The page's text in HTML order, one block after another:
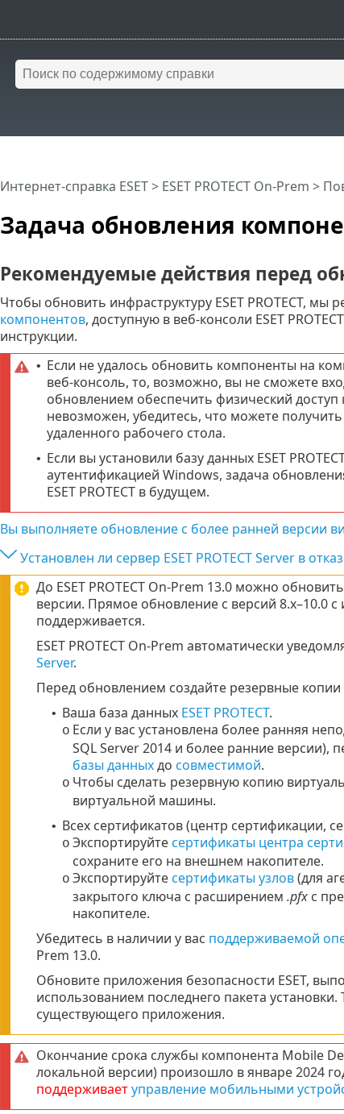
Задача обновления
Интернет-справка ESET> ESET PROTECT On-Prem >
Рекомендуемые действия перед
Чтобы обновить инфраструктуру ESET PROTECT, мы
компонентов, доступную в веб-консоли ESET
инструкции.
• Если не удалось обновить компоненты на
веб-консоль, то, возможно, вы не сможете
обновлением обеспечить физический
невозможен, убедитесь, что можете
удаленного рабочего стола.
• Если вы установили базу данных ESET
аутентификацией Windows, задача
ESET PROTECT в будущем.
Вы выполняете обновление с более ранней версии
Установлен ли сервер ESET PROTECT Server в
До ESET PROTECT On-Prem 13.0 можно
версии. Прямое обновление с версий 8.x–10.0
поддерживается.
ESET PROTECT On-Prem автоматически
Server.
Перед обновлением создайте резервные
• Ваша база данных ESET PROTECT.
o Если у вас установлена более ранняя
SQL Server 2014 и более ранние версии),
базы данныхдо совместимой.
o Чтобы сделать резервную копию
виртуальной машины.
• Всех сертификатов (центр сертификации,
o Экспортируйтесертификаты центра
сохраните его на внешнем накопителе.
o Экспортируйтесертификаты узлов(для
закрытого ключа с расширением .pfxс
накопителе.
Убедитесь в наличии у вас поддерживаемой
Prem 13.0.
Обновите приложения безопасности ESET,
использованием последнего пакета
существующего приложения.
Окончание срока службы компонента Mobile
локальной версии) произошло в январе 2024
поддерживает управление мобильными